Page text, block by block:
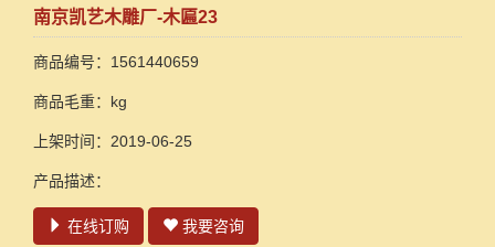
南京凯艺木雕厂-木匾23
商品编号：1561440659
商品毛重：kg
上架时间：2019-06-25
产品描述：
在线订购 我要咨询